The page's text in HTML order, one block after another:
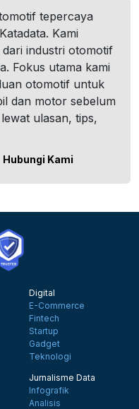
tepercaya
Kami
industri otomotif
Fokus utama kami
otomotif untuk
dan motor sebelum
ulasan, tips,
Hubungi Kami
Digital
E-Commerce
Fintech
Startup
Gadget
Teknologi
Jurnalisme Data
Infografik
Analisis